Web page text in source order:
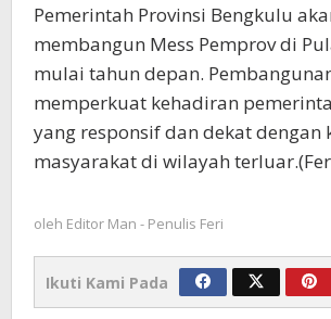
Pemerintah Provinsi Bengkulu
membangun Mess Pemprov di
mulai tahun depan.
memperkuat kehadiran
yang responsif dan dekat dengan
masyarakat di wilayah
oleh Editor Man - Penulis Feri
Ikuti Kami Pada